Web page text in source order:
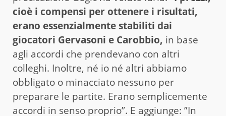
cioè i compensi per ottenere i risultati,
erano essenzialmente stabiliti dai
giocatori Gervasoni e Carobbio, in base
agli accordi che prendevano con altri
colleghi. Inoltre, né io né altri abbiamo
obbligato o minacciato nessuno per
preparare le partite. Erano semplicemente
accordi in senso proprio”. E aggiunge: ”In